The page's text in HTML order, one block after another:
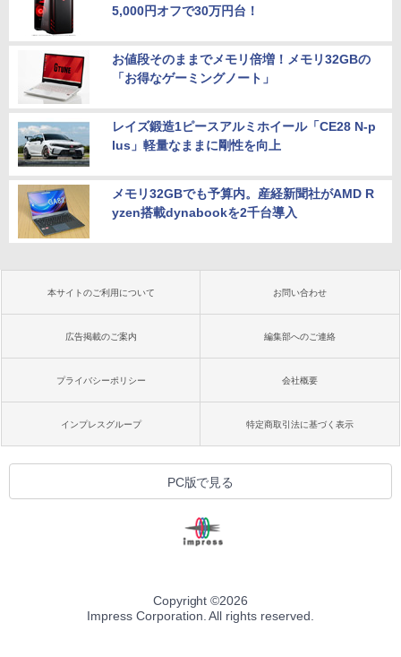
5,000円オフで30万円台！
お値段そのままでメモリ倍増！メモリ32GBの
「お得なゲーミングノート」
レイズ鍛造1ピースアルミホイール「CE28 N-p
lus」軽量なままに剛性を向上
メモリ32GBでも予算内。産経新聞社がAMD R
yzen搭載dynabookを2千台導入
本サイトのご利用について お問い合わせ
広告掲載のご案内 編集部へのご連絡
プライバシーポリシー 会社概要
インプレスグループ 特定商取引法に基づく表示
PC版で見る
Copyright ©2026
Impress Corporation. All rights reserved.